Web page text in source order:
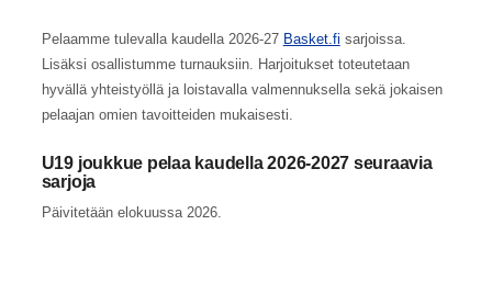
Pelaamme tulevalla kaudella 2026-27 Basket.fi sarjoissa.
Lisäksi osallistumme turnauksiin. Harjoitukset toteutetaan
hyvällä yhteistyöllä ja loistavalla valmennuksella sekä jokaisen
pelaajan omien tavoitteiden mukaisesti.
U19 joukkue pelaa kaudella 2026-2027 seuraavia
sarjoja
Päivitetään elokuussa 2026.